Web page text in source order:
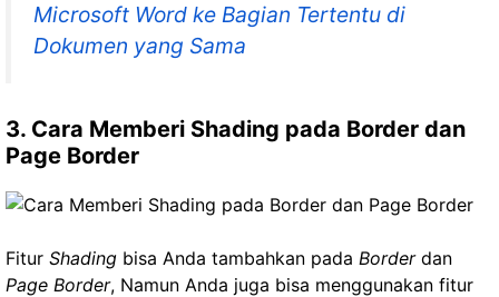
Microsoft Word ke Bagian Tertentu di
Dokumen yang Sama
3. Cara Memberi Shading pada Border dan
Page Border
Fitur Shading bisa Anda tambahkan pada Borderdan
Page Border, Namun Anda juga bisa menggunakan fitur